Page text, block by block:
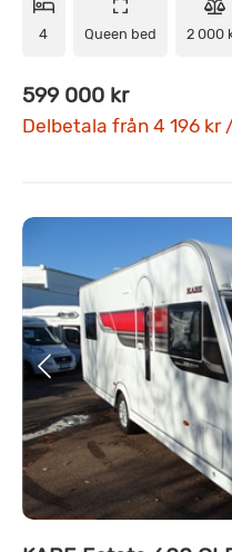
4 Queen bed 2 000
599 000 kr
Delbetala från 4 196 kr